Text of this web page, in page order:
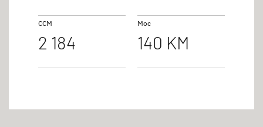
CCM
2 184
Moc
140 KM